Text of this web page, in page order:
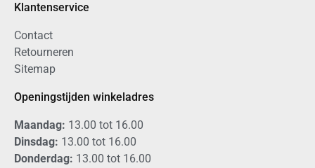
Openingstijden winkeladres
Maandag: 13.00 tot 16.00
Dinsdag: 13.00 tot 16.00
Donderdag: 13.00 tot 16.00
Klantenservice
Contact
Retourneren
Sitemap